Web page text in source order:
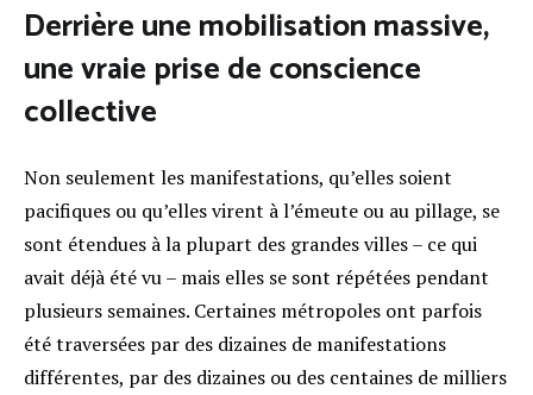
Derrière une mobilisation massive,
une vraie prise de conscience
collective
Non seulement les manifestations, qu’elles soient
pacifiques ou qu’elles virent à l’émeute ou au pillage, se
sont étendues à la plupart des grandes villes – ce qui
avait déjà été vu – mais elles se sont répétées pendant
plusieurs semaines. Certaines métropoles ont parfois
été traversées par des dizaines de manifestations
différentes, par des dizaines ou des centaines de milliers